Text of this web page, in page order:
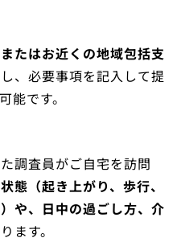
たはお近くの地域包括支
、必要事項を記入して提
能です。
調査員がご自宅を訪問
態（起き上がり、歩行、
や、日中の過ごし方、介
ます。